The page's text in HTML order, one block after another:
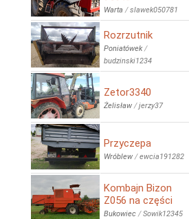
Warta /slawek050781
Rozrzutnik
Poniatówek/
budzinski1234
Zetor3340
Żelisław /jerzy37
Przyczepa
Wróblew /ewcia191282
Kombajn Bizon
Z056 na części
Bukowiec /Sowik12345